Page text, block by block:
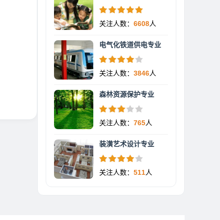
关注人数： 6608人
电气化铁道供电专业
关注人数： 3846人
森林资源保护专业
关注人数： 765人
装潢艺术设计专业
关注人数： 511人